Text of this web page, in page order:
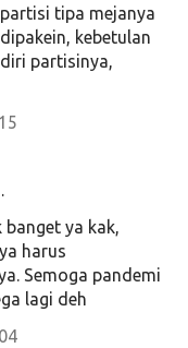
tipa mejanya
kebetulan
partisinya,
ya kak,
harus
Semoga pandemi
lagi deh